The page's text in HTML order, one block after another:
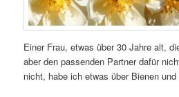
Einer Frau, etwas über 30 Jahre alt,
aber den passenden Partner dafür
nicht, habe ich etwas über Bienen